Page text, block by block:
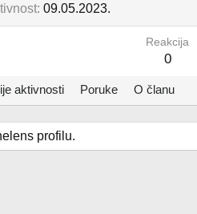
09.05.2023.
Reakcija
0
aktivnosti Poruke O članu
profilu.